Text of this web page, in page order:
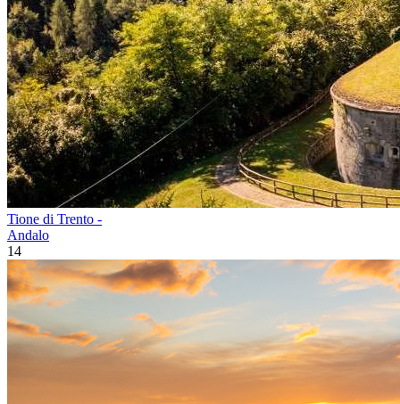
Tione di Trento -
Andalo
14